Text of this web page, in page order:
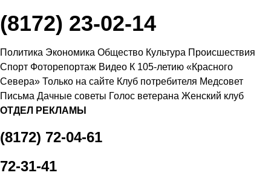
(8172) 23-02-14
Политика Экономика Общество Культура Происшествия
Спорт Фоторепортаж Видео К 105-летию «Красного
Севера» Только на сайте Клуб потребителя Медсовет
Письма Дачные советы Голос ветерана Женский клуб
ОТДЕЛ РЕКЛАМЫ
(8172) 72-04-61
72-31-41